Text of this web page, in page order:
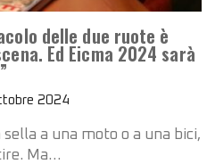
delle due ruote è
Ed Eicma 2024 sarà
2024
a una moto o a una bici,
Ma…